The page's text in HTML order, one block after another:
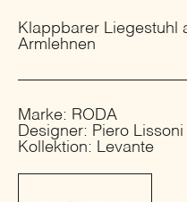
Klappbarer Liegestuhl
Armlehnen
Marke: RODA
Designer: Piero Lissoni
Kollektion: Levante